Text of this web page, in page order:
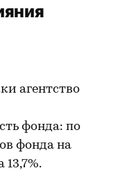
агентство
фонда: по
фонда на